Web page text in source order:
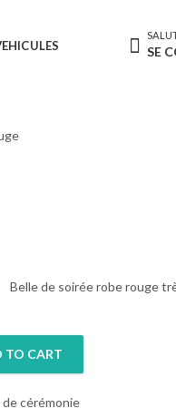
SE
Belle de soirée robe rouge
TO CART
cérémonie